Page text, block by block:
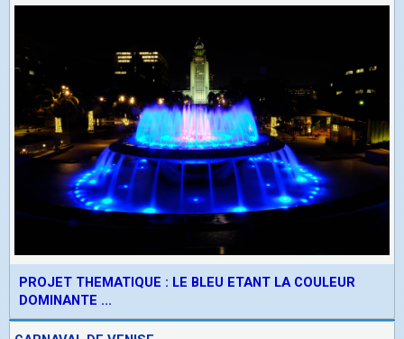
PROJET THEMATIQUE : LE BLEU ETANT LA COULEUR
DOMINANTE ...